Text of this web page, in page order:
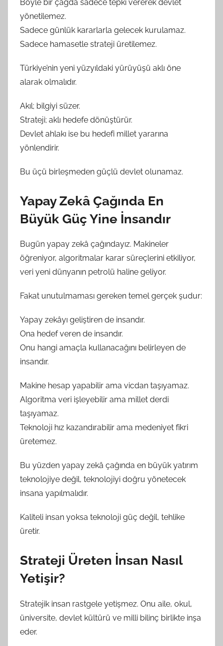
Böyle bir çağda sadece tepki vererek devlet
yönetilemez.
Sadece günlük kararlarla gelecek kurulamaz.
Sadece hamasetle strateji üretilemez.
Türkiye’nin yeni yüzyıldaki yürüyüşü aklı öne
alarak olmalıdır.
Akıl; bilgiyi süzer.
Strateji; aklı hedefe dönüştürür.
Devlet ahlakı ise bu hedefi millet yararına
yönlendirir.
Bu üçü birleşmeden güçlü devlet olunamaz.
Yapay Zekâ Çağında En
Büyük Güç Yine İnsandır
Bugün yapay zekâ çağındayız. Makineler
öğreniyor, algoritmalar karar süreçlerini etkiliyor,
veri yeni dünyanın petrolü haline geliyor.
Fakat unutulmaması gereken temel gerçek şudur:
Yapay zekâyı geliştiren de insandır.
Ona hedef veren de insandır.
Onu hangi amaçla kullanacağını belirleyen de
insandır.
Makine hesap yapabilir ama vicdan taşıyamaz.
Algoritma veri işleyebilir ama millet derdi
taşıyamaz.
Teknoloji hız kazandırabilir ama medeniyet fikri
üretemez.
Bu yüzden yapay zekâ çağında en büyük yatırım
teknolojiye değil, teknolojiyi doğru yönetecek
insana yapılmalıdır.
Kaliteli insan yoksa teknoloji güç değil, tehlike
üretir.
Strateji Üreten İnsan Nasıl
Yetişir?
Stratejik insan rastgele yetişmez. Onu aile, okul,
üniversite, devlet kültürü ve milli bilinç birlikte inşa
eder.